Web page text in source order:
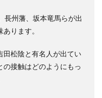
長州藩、坂本竜馬らが出
ります。
田松陰と有名人が出てい
の接触はどのようにもっ